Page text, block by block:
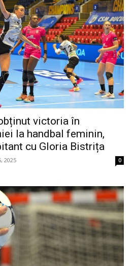
victoria în
la handbal feminin,
cu Gloria Bistrița
2025 0